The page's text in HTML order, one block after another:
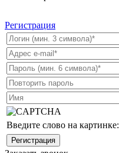
Регистрация
Введите слово на картинке: